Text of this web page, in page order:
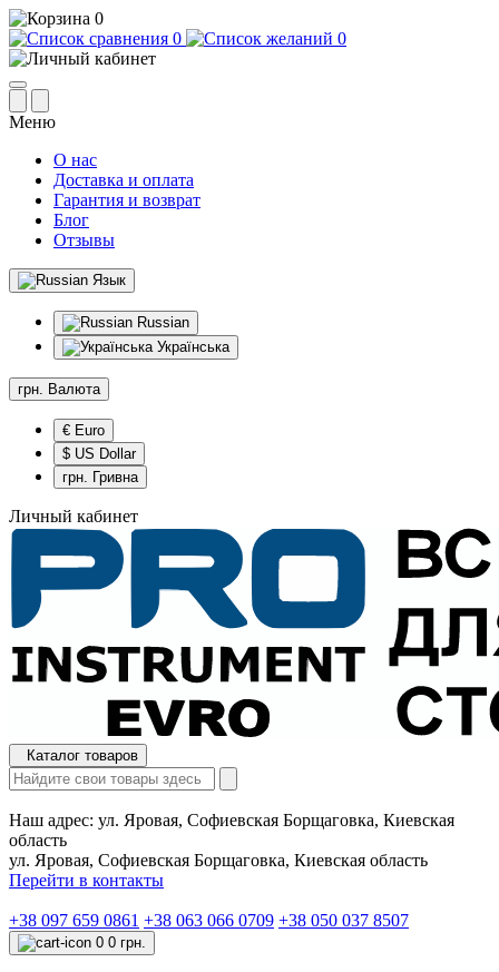
0
0
0
Меню
О нас
Доставка и оплата
Гарантия и возврат
Блог
Отзывы
Язык
Russian
Українська
грн. Валюта
€ Euro
$ US Dollar
грн. Гривна
Личный кабинет
Каталог товаров
Наш адрес: ул. Яровая, Софиевская Борщаговка, Киевская
область
ул. Яровая, Софиевская Борщаговка, Киевская область
Перейти в контакты
+38 097 659 0861 +38 063 066 0709 +38 050 037 8507
0 0 грн.